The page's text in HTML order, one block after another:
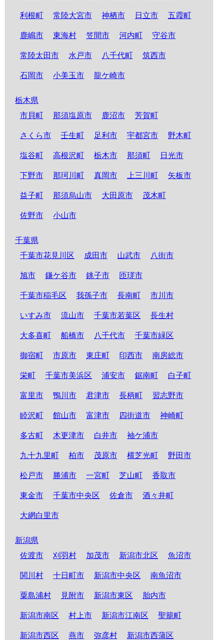
利根町 常陸大宮市 神栖市 日立市 五霞町
鹿嶋市 東海村 笠間市 河内町 守谷市
常陸太田市 水戸市 八千代町 筑西市
石岡市 小美玉市 龍ケ崎市
栃木県
市貝町
那須塩原市 鹿沼市 芳賀町
さくら市 壬生町 足利市 宇都宮市 野木町
塩谷町 高根沢町 栃木市 那須町 日光市
下野市 那珂川町 真岡市 上三川町 矢板市
益子町 那須烏山市 大田原市 茂木町
佐野市 小山市
千葉県
千葉市花見川区
成田市 山武市 八街市
旭市 鎌ケ谷市 銚子市 匝瑳市
千葉市稲毛区 我孫子市 長南町 市川市
いすみ市 流山市 千葉市若葉区 長生村
大多喜町 船橋市 八千代市 千葉市緑区
御宿町 市原市 東庄町 印西市 南房総市
栄町 千葉市美浜区 浦安市 鋸南町 白子町
富里市 鴨川市 君津市 長柄町 習志野市
睦沢町 館山市 富津市 四街道市 神崎町
多古町 木更津市 白井市 袖ケ浦市
九十九里町 柏市 茂原市 横芝光町 野田市
松戸市 勝浦市 一宮町 芝山町 香取市
東金市 千葉市中央区 佐倉市 酒々井町
大網白里市
新潟県
佐渡市
刈羽村 加茂市 新潟市北区 魚沼市
関川村 十日町市 新潟市中央区 南魚沼市
粟島浦村 見附市 新潟市東区 胎内市
新潟市南区 村上市 新潟市江南区 聖籠町
新潟市西区 燕市 弥彦村 新潟市西蒲区